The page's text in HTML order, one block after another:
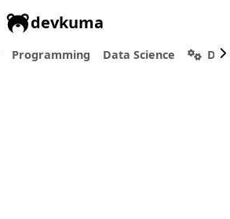
devkuma
Programming Data Science